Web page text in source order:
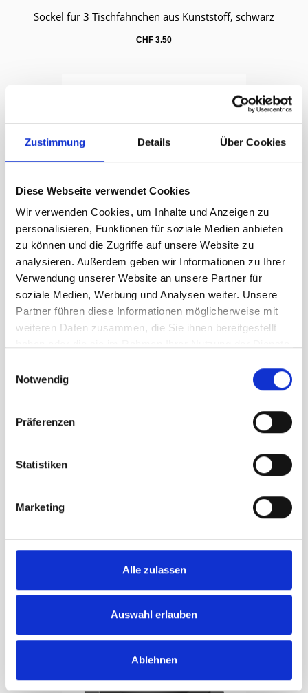
Zustimmung Details Über Cookies
Diese Webseite verwendet Cookies
Wir verwenden Cookies, um Inhalte und Anzeigen zu
personalisieren, Funktionen für soziale Medien anbieten
zu können und die Zugriffe auf unsere Website zu
analysieren. Außerdem geben wir Informationen zu Ihrer
Verwendung unserer Website an unsere Partner für
soziale Medien, Werbung und Analysen weiter. Unsere
Partner führen diese Informationen möglicherweise mit
weiteren Daten zusammen, die Sie ihnen bereitgestellt
Notwendig
Präferenzen
Statistiken
Marketing
Alle zulassen
Auswahl erlauben
Ablehnen
Warenkorb
Sockel für 3 Tischfähnchen aus Kunststoff, schwarz
CHF 3.50
WarenkorbSockel für 4 Tischfähnchen
aus Kunststoff, schwarz
CHF3.70
WarenkorbSockel für 5 Tischfähnchen
aus Kunststoff, schwarz